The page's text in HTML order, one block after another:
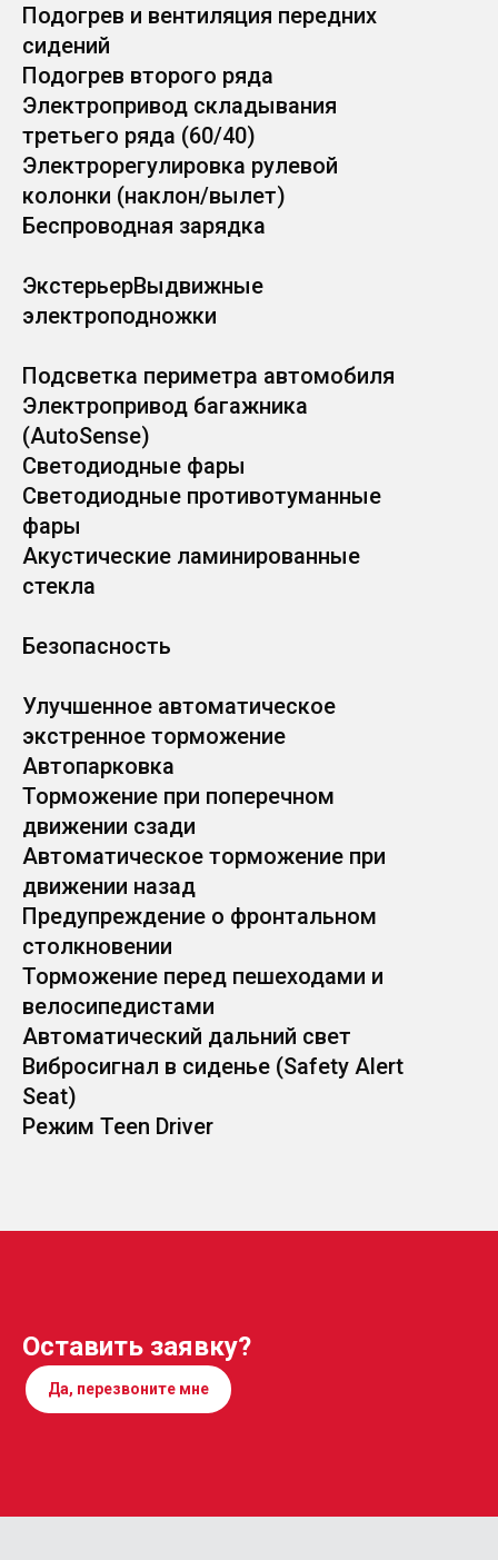
Подогрев и вентиляция передних
сидений
Подогрев второго ряда
Электропривод складывания
третьего ряда (60/40)
Электрорегулировка рулевой
колонки (наклон/вылет)
Беспроводная зарядка
ЭкстерьерВыдвижные
электроподножки
Подсветка периметра автомобиля
Электропривод багажника
(AutoSense)
Светодиодные фары
Светодиодные противотуманные
фары
Акустические ламинированные
стекла
Безопасность
Улучшенное автоматическое
экстренное торможение
Автопарковка
Торможение при поперечном
движении сзади
Автоматическое торможение при
движении назад
Предупреждение о фронтальном
столкновении
Торможение перед пешеходами и
велосипедистами
Автоматический дальний свет
Вибросигнал в сиденье (Safety Alert
Seat)
Режим Teen Driver
Оставить заявку?
Да, перезвоните мне